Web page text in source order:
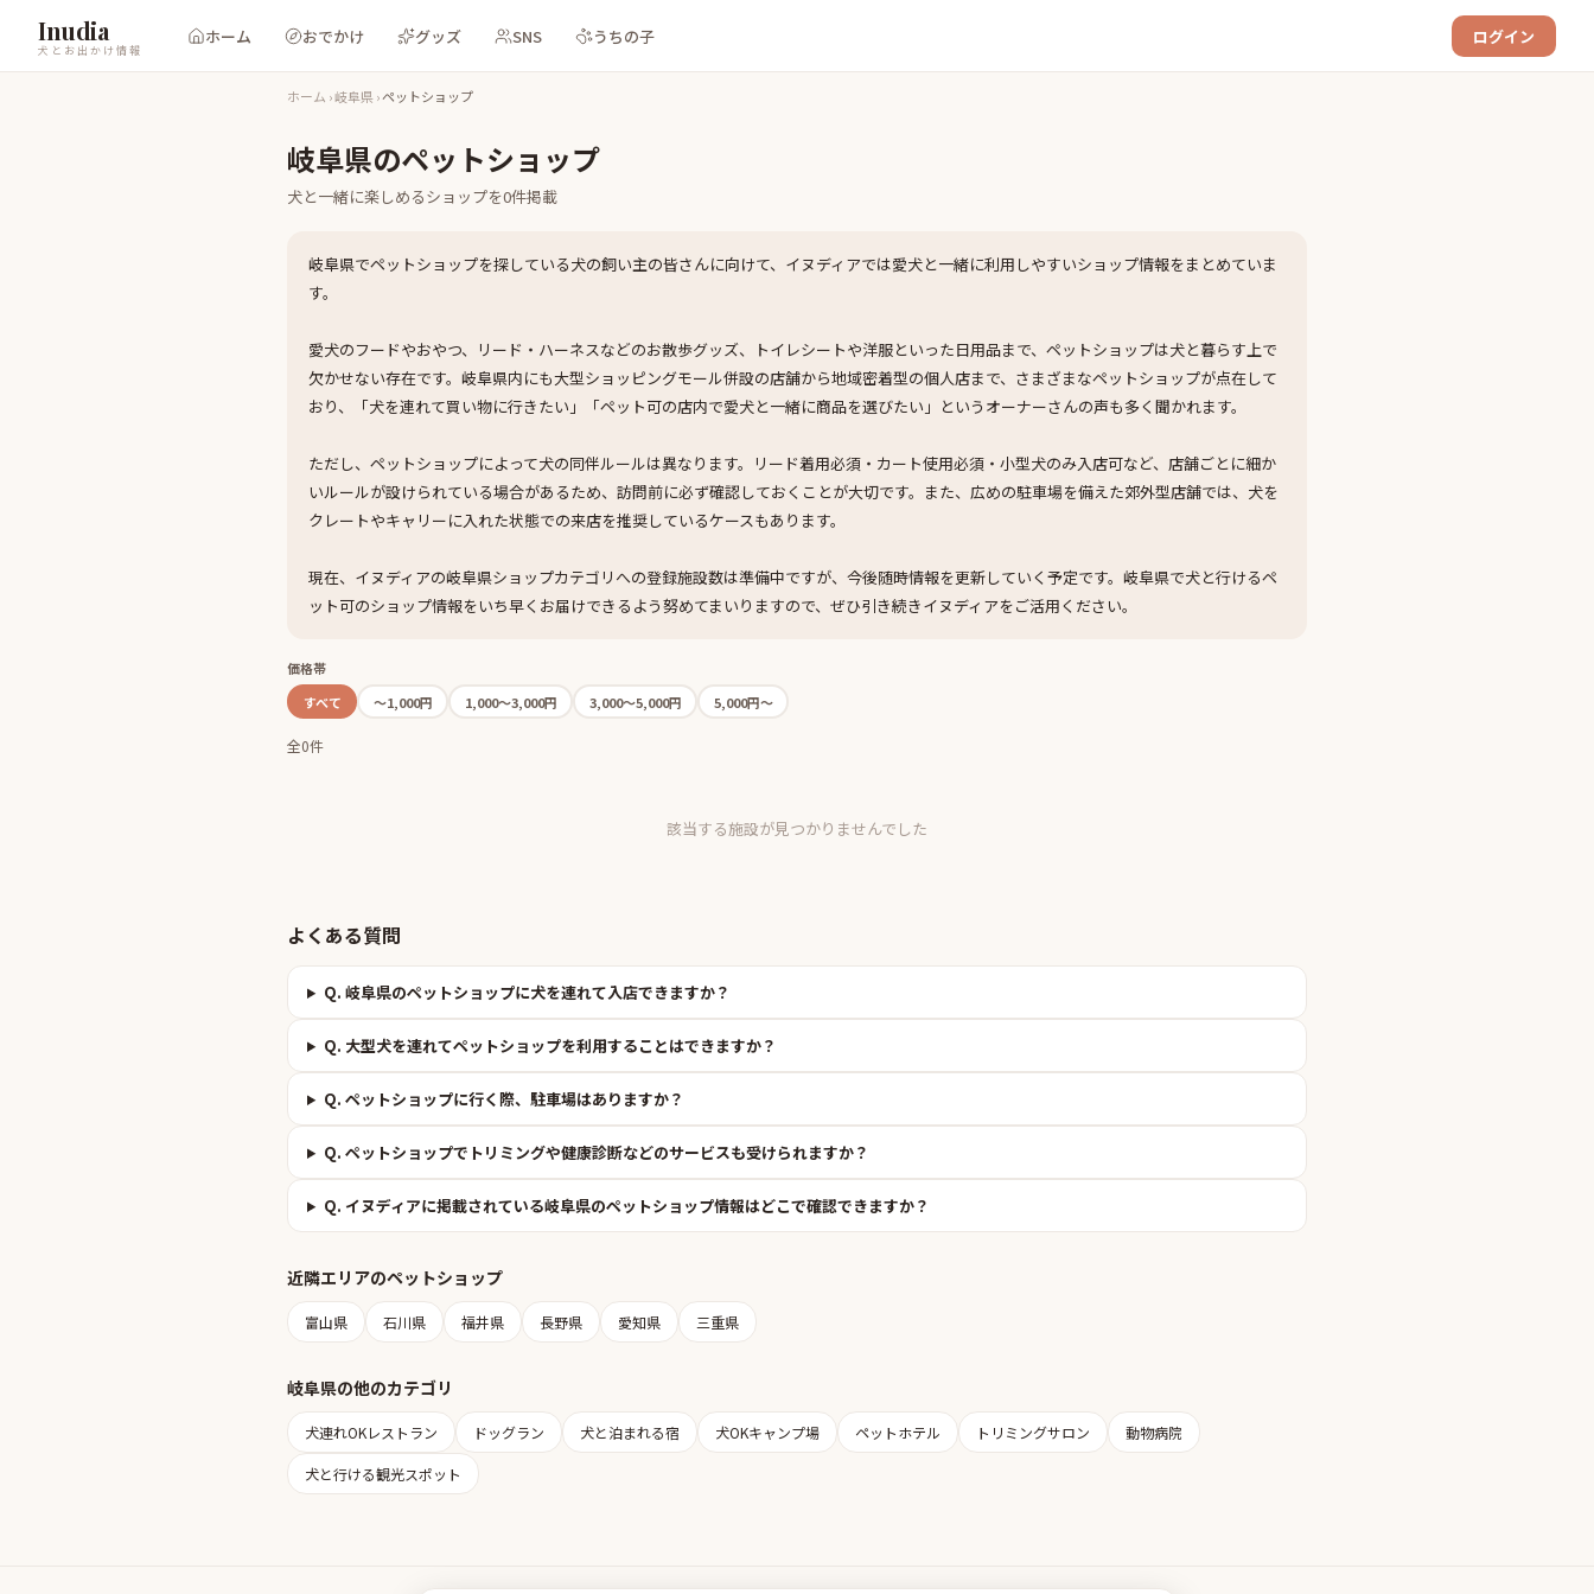
Inudia
犬とお出かけ情報
ホーム おでかけ グッズ SNS うちの子 ログイン
ホーム ›岐阜県›ペットショップ
岐阜県のペットショップ
犬と一緒に楽しめるショップを0件掲載
岐阜県でペットショップを探している犬の飼い主の皆さんに向けて、イヌディアでは愛犬と一緒に利用しやすいショップ情報をまとめていま
す。
愛犬のフードやおやつ、リード・ハーネスなどのお散歩グッズ、トイレシートや洋服といった日用品まで、ペットショップは犬と暮らす上で
欠かせない存在です。岐阜県内にも大型ショッピングモール併設の店舗から地域密着型の個人店まで、さまざまなペットショップが点在して
おり、「犬を連れて買い物に行きたい」「ペット可の店内で愛犬と一緒に商品を選びたい」というオーナーさんの声も多く聞かれます。
ただし、ペットショップによって犬の同伴ルールは異なります。リード着用必須・カート使用必須・小型犬のみ入店可など、店舗ごとに細か
いルールが設けられている場合があるため、訪問前に必ず確認しておくことが大切です。また、広めの駐車場を備えた郊外型店舗では、犬を
クレートやキャリーに入れた状態での来店を推奨しているケースもあります。
現在、イヌディアの岐阜県ショップカテゴリへの登録施設数は準備中ですが、今後随時情報を更新していく予定です。岐阜県で犬と行けるペ
ット可のショップ情報をいち早くお届けできるよう努めてまいりますので、ぜひ引き続きイヌディアをご活用ください。
価格帯
すべて
〜1,000円 1,000〜3,000円 3,000〜5,000円 5,000円〜
全0件
該当する施設が見つかりませんでした
よくある質問
Q. 岐阜県のペットショップに犬を連れて入店できますか？
Q. 大型犬を連れてペットショップを利用することはできますか？
Q. ペットショップに行く際、駐車場はありますか？
Q. ペットショップでトリミングや健康診断などのサービスも受けられますか？
Q. イヌディアに掲載されている岐阜県のペットショップ情報はどこで確認できますか？
近隣エリアのペットショップ
富山県 石川県 福井県 長野県 愛知県 三重県
岐阜県の他のカテゴリ
犬連れOKレストラン ドッグラン 犬と泊まれる宿 犬OKキャンプ場 ペットホテル トリミングサロン 動物病院
犬と行ける観光スポット